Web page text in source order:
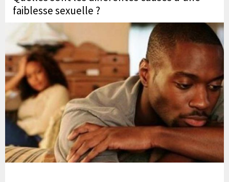
faiblesse sexuelle ?